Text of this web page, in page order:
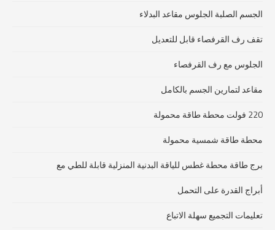
الجسم الصلبة الجلوس مقاعد البدلاء
تقف رف القرفصاء قابل للتعديل
الجلوس مع رف القرفصاء
مقاعد لتمارين الجسم بالكامل
220 فولت محطة طاقة محمولة
محطة طاقة شمسية محمولة
برج طاقة محطة غطس للياقة البدنية المنزلية قابلة للطي مع
أبراج القدرة على التحمل
تعليمات التجميع سهلة الاتباع